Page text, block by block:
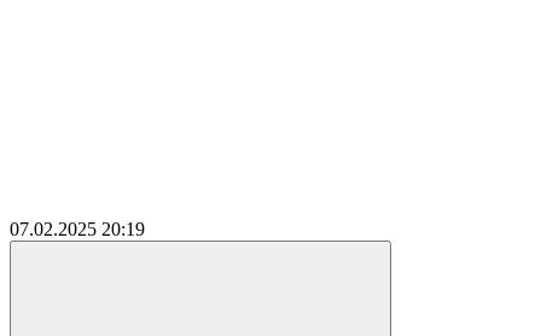
07.02.2025 20:19